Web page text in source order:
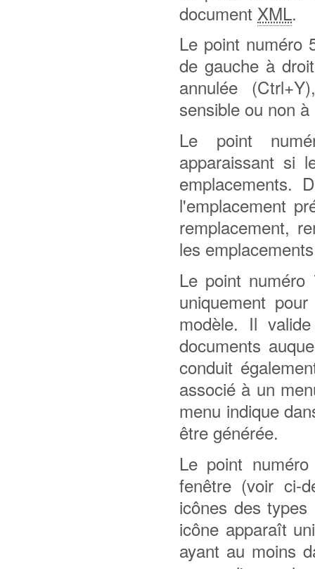
document XML.
Le point numéro
de gauche à
annulée
sensible ou non
Le point
apparaissant si
emplacements.
l'emplacement
remplacement,
les
Le point numéro
uniquement
modèle. Il
documents
conduit
associé à un
menu indique
être générée.
Le point
fenêtre (voir ci-
icônes des
icône apparaît
ayant au moins